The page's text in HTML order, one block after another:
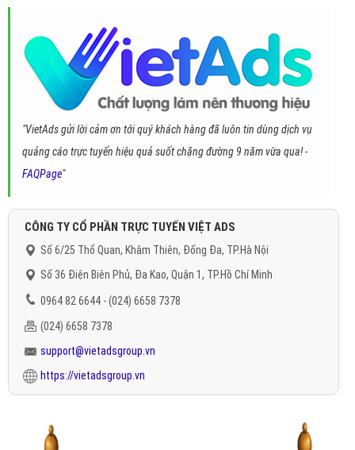
"VietAds gửi lời cảm ơn tới quý khách hàng đã luôn tin dùng dịch vụ
quảng cáo trực tuyến hiệu quả suốt chặng đường 9 năm vừa qua! -
FAQPage"
CÔNG TY CỔ PHẦN TRỰC TUYẾN VIỆT ADS
Số 6/25 Thổ Quan, Khâm Thiên, Đống Đa, TP.Hà Nội
Số 36 Điện Biên Phủ, Đa Kao, Quận 1, TP.Hồ Chí Minh
0964 82 6644 - (024) 6658 7378
(024) 6658 7378
support@vietadsgroup.vn
https://vietadsgroup.vn